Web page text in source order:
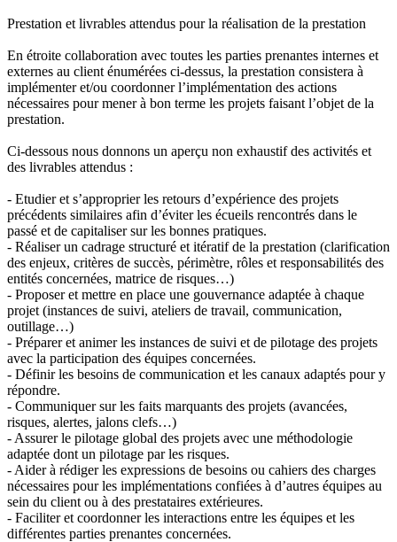
Prestation et livrables attendus pour la réalisation de la prestation
En étroite collaboration avec toutes les parties prenantes internes et
externes au client énumérées ci-dessus, la prestation consistera à
implémenter et/ou coordonner l’implémentation des actions
nécessaires pour mener à bon terme les projets faisant l’objet de la
prestation.
Ci-dessous nous donnons un aperçu non exhaustif des activités et
des livrables attendus :
- Etudier et s’approprier les retours d’expérience des projets
précédents similaires afin d’éviter les écueils rencontrés dans le
passé et de capitaliser sur les bonnes pratiques.
- Réaliser un cadrage structuré et itératif de la prestation (clarification
des enjeux, critères de succès, périmètre, rôles et responsabilités des
entités concernées, matrice de risques…)
- Proposer et mettre en place une gouvernance adaptée à chaque
projet (instances de suivi, ateliers de travail, communication,
outillage…)
- Préparer et animer les instances de suivi et de pilotage des projets
avec la participation des équipes concernées.
- Définir les besoins de communication et les canaux adaptés pour y
répondre.
- Communiquer sur les faits marquants des projets (avancées,
risques, alertes, jalons clefs…)
- Assurer le pilotage global des projets avec une méthodologie
adaptée dont un pilotage par les risques.
- Aider à rédiger les expressions de besoins ou cahiers des charges
nécessaires pour les implémentations confiées à d’autres équipes au
sein du client ou à des prestataires extérieures.
- Faciliter et coordonner les interactions entre les équipes et les
différentes parties prenantes concernées.